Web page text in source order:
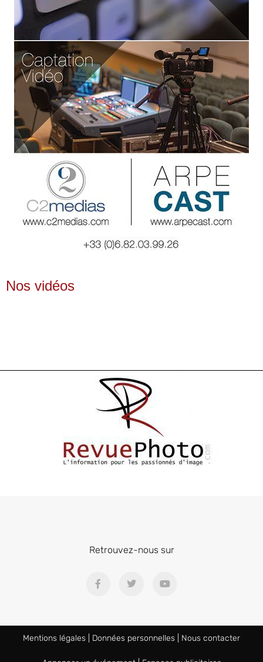
Nos vidéos
Retrouvez-nous sur
Mentions légales Données personnelles Nous contacter